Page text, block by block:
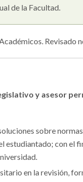
de la Facultad.
Revisado
y asesor
sobre
estudiantado; con el
en la revisión,